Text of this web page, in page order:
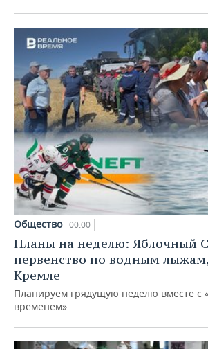
Общество 00:00
Планы на неделю: Яблочный
первенство по водным
Кремле
Планируем грядущую неделю вместе с
временем»